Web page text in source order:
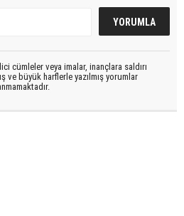
cümleler veya imalar, inançlara saldırı
ve büyük harflerle yazılmış yorumlar